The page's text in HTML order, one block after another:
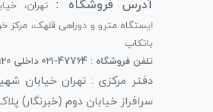
آدرس فروشگاه : تهران،
ایستگاه مترو و دوراهی قلهک، مرکز
باتکاپ
تلفن فروشگاه : 47764-021 داخلی 120
دفتر مرکزی : تهران خیابان
سرافراز خیابان دوم (خبرنگار) پلاک